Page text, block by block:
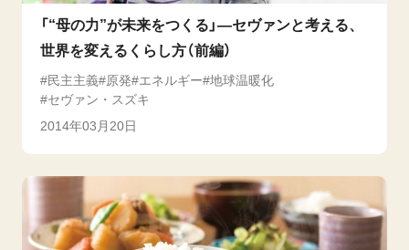
「“母の力”が未来をつくる」―セヴァンと考える、
世界を変えるくらし方（前編）
民主主義 原発 エネルギー 地球温暖化
セヴァン・スズキ
2014年03月20日